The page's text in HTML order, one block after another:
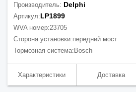
Производитель: Delphi
Артикул:LP1899
WVA номер:23705
Сторона установки:передний мост
Тормозная система: Bosch
Характеристики Доставка